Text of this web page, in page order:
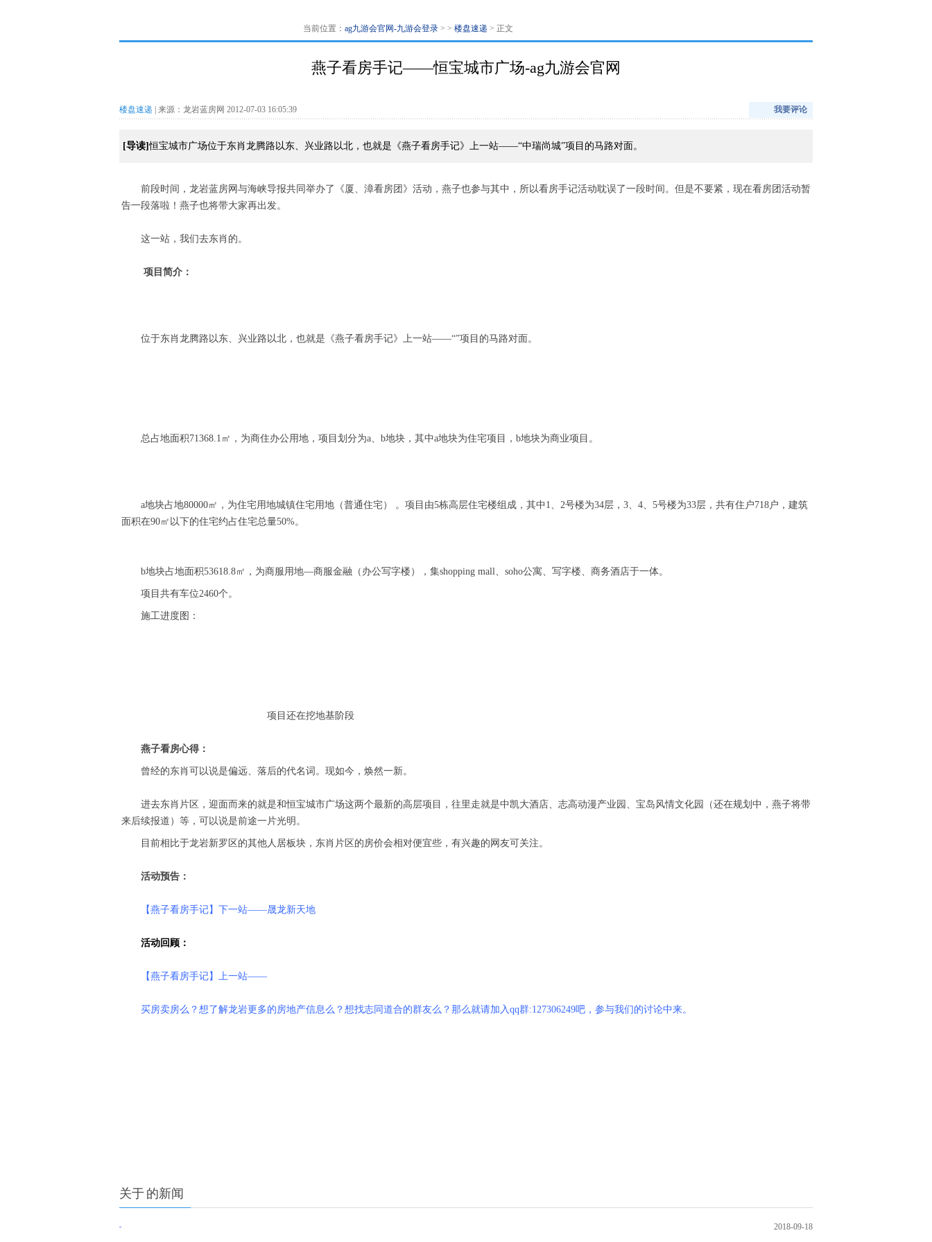
当前位置： ag九游会官网-九游会登录 > > 楼盘速递 > 正文
燕子看房手记——恒宝城市广场-ag九游会官网
楼盘速递 | 来源：龙岩蓝房网 2012-07-03 16:05:39 我要评论
[导读]恒宝城市广场位于东肖龙腾路以东、兴业路以北，也就是《燕子看房手记》上一站——“中瑞尚城”项目的马路对面。
前段时间，龙岩蓝房网与海峡导报共同举办了《厦、漳看房团》活动，燕子也参与其中，所以看房手记活动耽误了一段时间。但是不要紧，现在看房团活动暂
告一段落啦！燕子也将带大家再出发。
这一站，我们去东肖的。
项目简介：
位于东肖龙腾路以东、兴业路以北，也就是《燕子看房手记》上一站——“”项目的马路对面。
总占地面积71368.1㎡，为商住办公用地，项目划分为a、b地块，其中a地块为住宅项目，b地块为商业项目。
a地块占地80000㎡，为住宅用地城镇住宅用地（普通住宅） 。项目由5栋高层住宅楼组成，其中1、2号楼为34层，3、4、5号楼为33层，共有住户718户，建筑
面积在90㎡以下的住宅约占住宅总量50%。
b地块占地面积53618.8㎡，为商服用地—商服金融（办公写字楼），集shopping mall、soho公寓、写字楼、商务酒店于一体。
项目共有车位2460个。
施工进度图：
项目还在挖地基阶段
燕子看房心得：
曾经的东肖可以说是偏远、落后的代名词。现如今，焕然一新。
进去东肖片区，迎面而来的就是和恒宝城市广场这两个最新的高层项目，往里走就是中凯大酒店、志高动漫产业园、宝岛风情文化园（还在规划中，燕子将带
来后续报道）等，可以说是前途一片光明。
目前相比于龙岩新罗区的其他人居板块，东肖片区的房价会相对便宜些，有兴趣的网友可关注。
活动预告：
【燕子看房手记】下一站——晟龙新天地
活动回顾：
【燕子看房手记】上一站——
买房卖房么？想了解龙岩更多的房地产信息么？想找志同道合的群友么？那么就请加入qq群:127306249吧，参与我们的讨论中来。
关于 的新闻
2018-09-18